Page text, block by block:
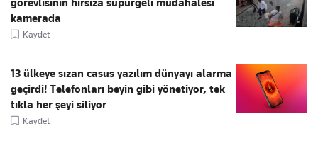
görevlisinin hırsıza süpürgeli müdahalesi
kamerada
Kaydet
13 ülkeye sızan casus yazılım dünyayı alarma
geçirdi! Telefonları beyin gibi yönetiyor, tek
tıkla her şeyi siliyor
Kaydet